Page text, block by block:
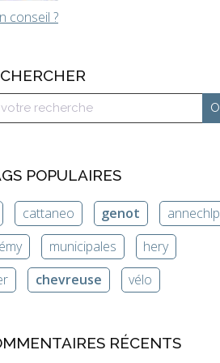
conseil ?
POPULAIRES
cattaneo genot
annechlp
municipales
hery
chevreuse vélo
RÉCENTS